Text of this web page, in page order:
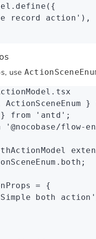
.define ({
record action' ) ,
use
ActionSceneEnum }
} from 'antd' ;
'@nocobase/flow-
.both;
= {
both action'